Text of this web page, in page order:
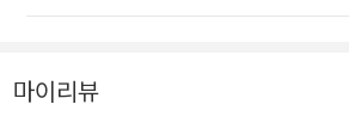
은 탐구, 그리고 ‘인간 조건’에 대한 드
와도 다르게 만들어 주는 비법을 온전
마이리뷰